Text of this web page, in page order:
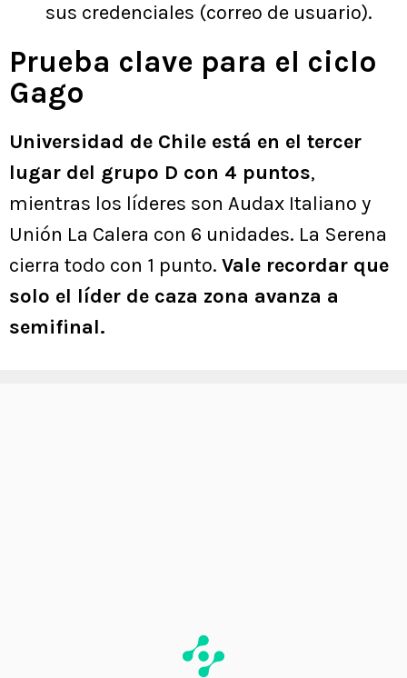
sus credenciales (correo de usuario).
Prueba clave para el ciclo
Gago
Universidad de Chile está en el tercer
lugar del grupo D con 4 puntos,
mientras los líderes son Audax Italiano y
Unión La Calera con 6 unidades. La Serena
cierra todo con 1 punto. Vale recordar que
solo el líder de caza zona avanza a
semifinal.